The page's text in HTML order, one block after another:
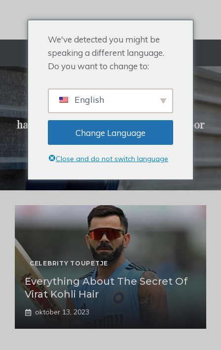
Menu
REHAIR SYSTEEM
Alles over toupetje voor heren,
haartopper voor dames, haarstukje voor
beroemdheden en haaruitval.
Klik om haarsystemen te kopen
CELEBRITY TOUPETJE
Everything About The Secret Of
Virat Kohli Hair
oktober 13, 2023
We've detected you might be
speaking a different language.
Do you want to change to:
English
Change Language
Close and do not switch language